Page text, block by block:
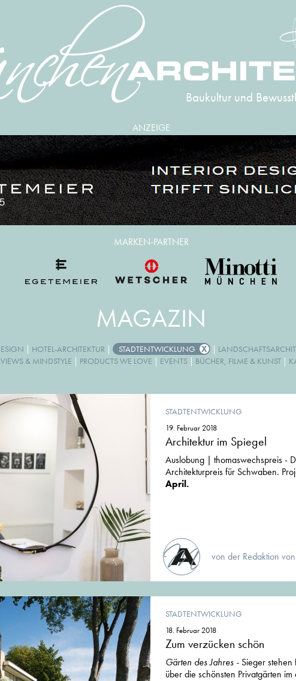
Baukultur und
ANZEIGE
MAGAZIN
| HOTEL-ARCHITEKTUR | STADTENTWICKLUNG |
& MINDSTYLE | PRODUCTS WE LOVE | EVENTS | BÜCHER, FILME & KUNST |
STADTENTWICKLUNG
19. Februar 2018
Architektur im Spiegel
Auslobung | thomaswechspreis -
Architekturpreis für Schwaben.
April.
von der Redaktion
STADTENTWICKLUNG
18. Februar 2018
Zum verzücken schön
Gärten des Jahres - Sieger
über die schönsten Privatgärten